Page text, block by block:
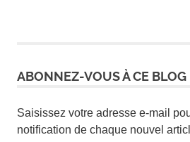
ABONNEZ-VOUS À CE
Saisissez votre adresse e-mail
notification de chaque nouvel